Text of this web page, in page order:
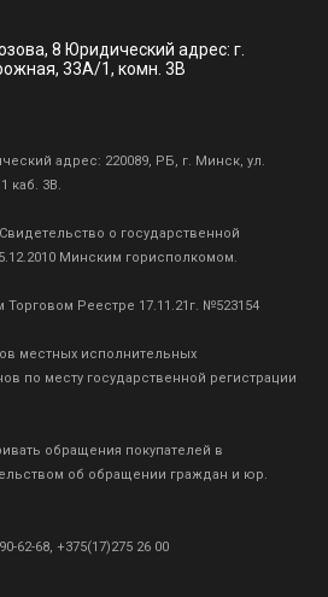
8 Юридический адрес: г.
33А/1, комн. 3В
адрес: 220089, РБ, г. Минск, ул.
каб. 3В.
Свидетельство о государственной
Минским горисполкомом.
Реестре 17.11.21г. №523154
местных исполнительных
по месту государственной регистрации
обращения покупателей в
об обращении граждан и юр.
62-68, +375(17)275 26 00